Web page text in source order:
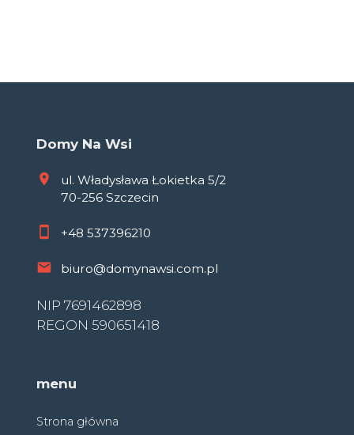
Domy Na Wsi
ul. Władysława Łokietka 5/2
70-256 Szczecin
+48 537396210
biuro@domynawsi.com.pl
NIP 7691462898
REGON 590651418
menu
Strona główna